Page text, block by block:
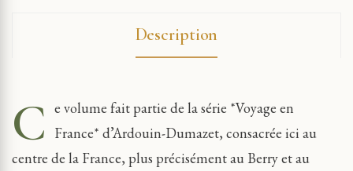
Description
C e volume fait partie de la série *Voyage en
France* d’Ardouin-Dumazet, consacrée ici au
centre de la France, plus précisément au Berry et au